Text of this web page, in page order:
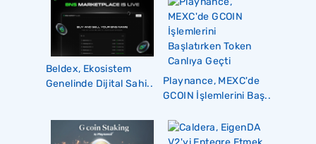
Beldex, Ekosistem
Genelinde Dijital Sahi..
Playnance, MEXC'de
GCOIN İşlemlerini Baş..